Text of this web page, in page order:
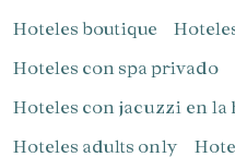
Hoteles boutique
Hoteles con spa privado
Hoteles con jacuzzi en la
Hoteles adults only